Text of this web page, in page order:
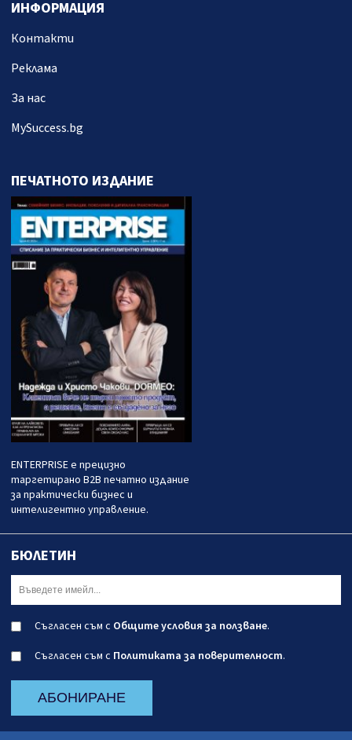
ИНФОРМАЦИЯ
Контакти
Реклама
За нас
MySuccess.bg
ПЕЧАТНОТО ИЗДАНИЕ
ENTERPRISE е прецизно
таргетирано B2B печатно издание
за практически бизнес и
интелигентно управление.
БЮЛЕТИН
Съгласен съм с Общите условия за ползване.
Съгласен съм с Политиката за поверителност.
АБОНИРАНЕ